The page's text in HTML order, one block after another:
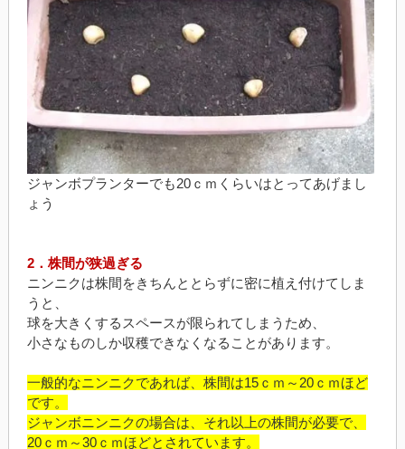
ジャンボプランターでも20ｃｍくらいはとってあげまし
ょう
2．株間が狭過ぎる
ニンニクは株間をきちんととらずに密に植え付けてしま
うと、
球を大きくするスペースが限られてしまうため、
小さなものしか収穫できなくなることがあります。
一般的なニンニクであれば、株間は15ｃｍ～20ｃｍほど
です。
ジャンボニンニクの場合は、それ以上の株間が必要で、
20ｃｍ～30ｃｍほどとされています。